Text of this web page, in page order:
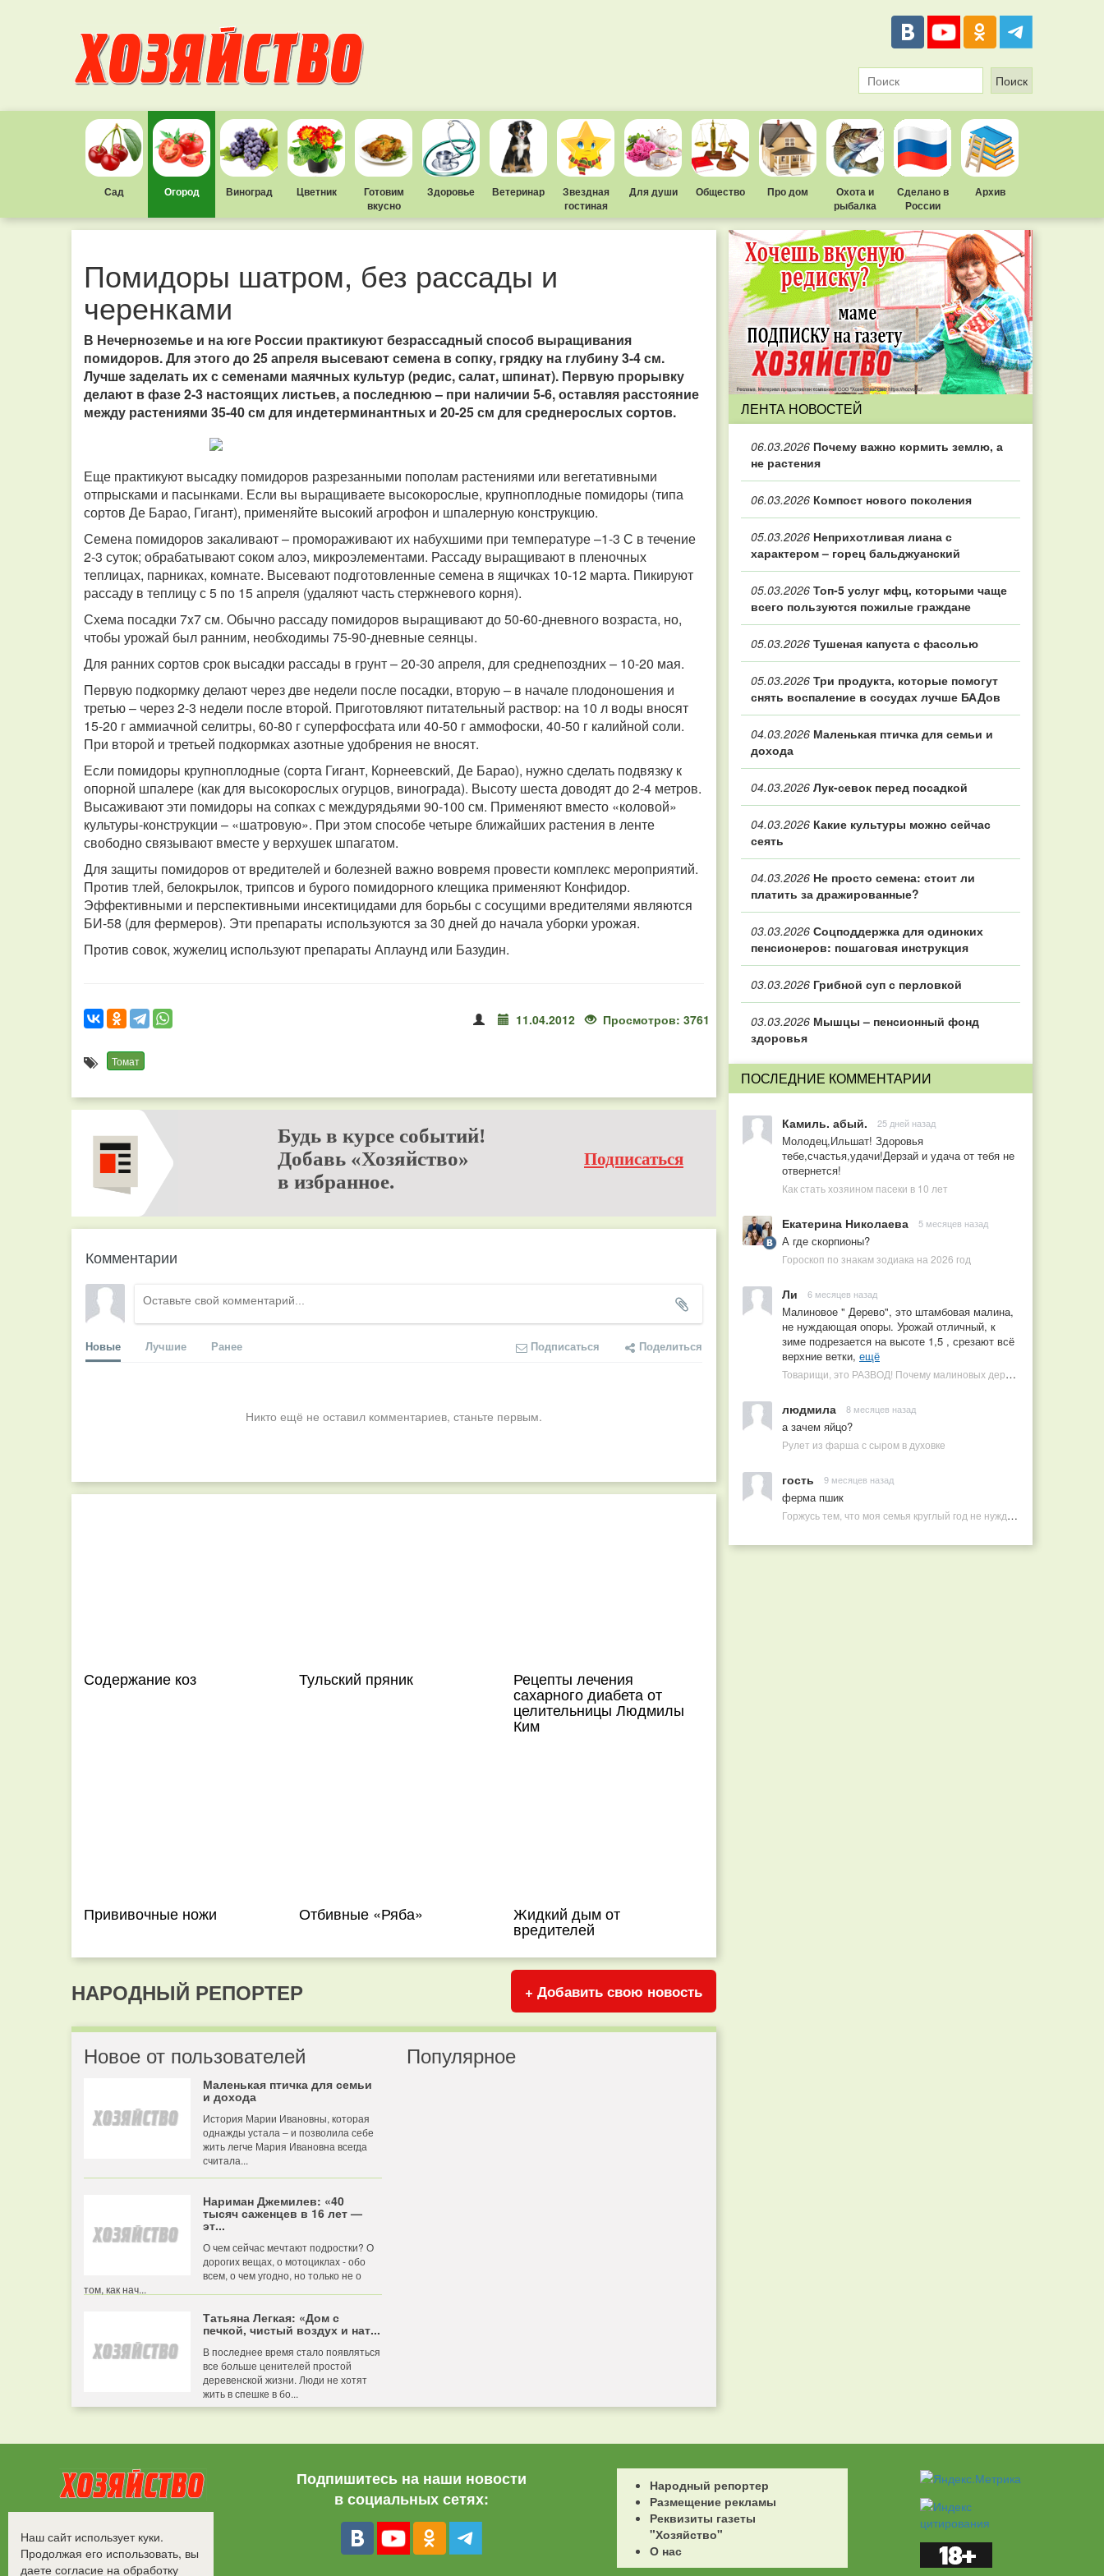
Сад Огород Виноград Цветник
Готовим
вкусно
Здоровье Ветеринар
Звездная
гостиная
Для души Общество Про дом
Охота и
рыбалка
Сделано в
России
Архив
Помидоры шатром, без рассады и
черенками
В Нечерноземье и на юге России практикуют безрассадный способ выращивания
помидоров. Для этого до 25 апреля высевают семена в сопку, грядку на глубину 3-4 см.
Лучше заделать их с семенами маячных культур (редис, салат, шпинат). Первую прорывку
делают в фазе 2-3 настоящих листьев, а последнюю – при наличии 5-6, оставляя расстояние
между растениями 35-40 см для индетерминантных и 20-25 см для среднерослых сортов.
Еще практикуют высадку помидоров разрезанными пополам растениями или вегетативными
отпрысками и пасынками. Если вы выращиваете высокорослые, крупноплодные помидоры (типа
сортов Де Барао, Гигант), применяйте высокий агрофон и шпалерную конструкцию.
Семена помидоров закаливают – промораживают их набухшими при температуре –1-3 С в течение
2-3 суток; обрабатывают соком алоэ, микроэлементами. Рассаду выращивают в пленочных
теплицах, парниках, комнате. Высевают подготовленные семена в ящичках 10-12 марта. Пикируют
рассаду в теплицу с 5 по 15 апреля (удаляют часть стержневого корня).
Схема посадки 7x7 см. Обычно рассаду помидоров выращивают до 50-60-дневного возраста, но,
чтобы урожай был ранним, необходимы 75-90-дневные сеянцы.
Для ранних сортов срок высадки рассады в грунт – 20-30 апреля, для среднепоздних – 10-20 мая.
Первую подкормку делают через две недели после посадки, вторую – в начале плодоношения и
третью – через 2-3 недели после второй. Приготовляют питательный раствор: на 10 л воды вносят
15-20 г аммиачной селитры, 60-80 г суперфосфата или 40-50 г аммофоски, 40-50 г калийной соли.
При второй и третьей подкормках азотные удобрения не вносят.
Если помидоры крупноплодные (сорта Гигант, Корнеевский, Де Барао), нужно сделать подвязку к
опорной шпалере (как для высокорослых огурцов, винограда). Высоту шеста доводят до 2-4 метров.
Высаживают эти помидоры на сопках с междурядьями 90-100 см. Применяют вместо «коловой»
культуры-конструкции – «шатровую». При этом способе четыре ближайших растения в ленте
свободно связывают вместе у верхушек шпагатом.
Для защиты помидоров от вредителей и болезней важно вовремя провести комплекс мероприятий.
Против тлей, белокрылок, трипсов и бурого помидорного клещика применяют Конфидор.
Эффективными и перспективными инсектицидами для борьбы с сосущими вредителями являются
БИ-58 (для фермеров). Эти препараты используются за 30 дней до начала уборки урожая.
Против совок, жужелиц используют препараты Аплаунд или Базудин.
11.04.2012 Просмотров: 3761
Томат
Будь в курсе событий!
Добавь «Хозяйство»
в избранное.
Подписаться
Комментарии
Новые Лучшие Ранее Подписаться Поделиться
Никто ещё не оставил комментариев, станьте первым.
Содержание коз Тульский пряник Рецепты лечения
сахарного диабета от
целительницы Людмилы
Ким
Прививочные ножи Отбивные «Ряба» Жидкий дым от
вредителей
НАРОДНЫЙ РЕПОРТЕР + Добавить свою новость
Новое от пользователей
Маленькая птичка для семьи
и дохода
История Марии Ивановны, которая
однажды устала – и позволила себе
жить легче Мария Ивановна всегда
считала...
Нариман Джемилев: «40
тысяч саженцев в 16 лет —
эт...
О чем сейчас мечтают подростки? О
дорогих вещах, о мотоциклах - обо
всем, о чем угодно, но только не о
том, как нач...
Татьяна Легкая: «Дом с
печкой, чистый воздух и нат...
В последнее время стало появляться
все больше ценителей простой
деревенской жизни. Люди не хотят
жить в спешке в бо...
Популярное
ЛЕНТА НОВОСТЕЙ
06.03.2026 Почему важно кормить землю, а
не растения
06.03.2026 Компост нового поколения
05.03.2026 Неприхотливая лиана с
характером – горец бальджуанский
05.03.2026 Топ‑5 услуг мфц, которыми чаще
всего пользуются пожилые граждане
05.03.2026 Тушеная капуста с фасолью
05.03.2026 Три продукта, которые помогут
снять воспаление в сосудах лучше БАДов
04.03.2026 Маленькая птичка для семьи и
дохода
04.03.2026 Лук-севок перед посадкой
04.03.2026 Какие культуры можно сейчас
сеять
04.03.2026 Не просто семена: стоит ли
платить за дражированные?
03.03.2026 Соцподдержка для одиноких
пенсионеров: пошаговая инструкция
03.03.2026 Грибной суп с перловкой
03.03.2026 Мышцы – пенсионный фонд
здоровья
ПОСЛЕДНИЕ КОММЕНТАРИИ
Камиль. абый. 25 дней назад
Молодец,Ильшат! Здоровья
тебе,счастья,удачи!Дерзай и удача от тебя не
отвернется!
Как стать хозяином пасеки в 10 лет
Екатерина Николаева 5 месяцев назад
А где скорпионы?
Гороскоп по знакам зодиака на 2026 год
Ли 6 месяцев назад
Малиновое " Дерево", это штамбовая малина,
не нуждающая опоры. Урожай отличный, к
зиме подрезается на высоте 1,5 , срезают всё
верхние ветки, ещё
Товарищи, это РАЗВОД! Почему малиновых деревьев не бывает, или Как ушлые продавцы наживаются на мечтах садоводов
людмила 8 месяцев назад
а зачем яйцо?
Рулет из фарша с сыром в духовке
гость 9 месяцев назад
ферма пшик
Горжусь тем, что моя семья круглый год не нуждается в покупных витаминах
Все права защищены.
©2008-2017 - "Хозяйство"
Подпишитесь на наши новости
в социальных сетях:
Народный репортер
Размещение рекламы
Реквизиты газеты
"Хозяйство"
О нас
Наш сайт использует куки.
Продолжая его использовать, вы
даете согласие на обработку